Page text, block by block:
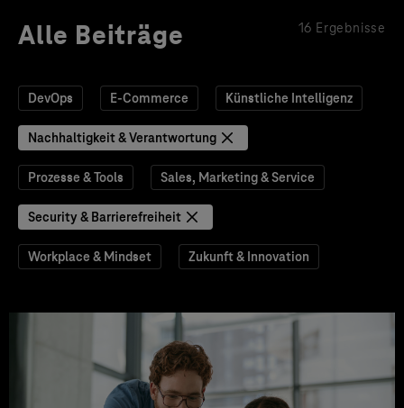
Alle Beiträge 16 Ergebnisse
DevOps E-Commerce Künstliche Intelligenz
Nachhaltigkeit & Verantwortung
Prozesse & Tools Sales, Marketing & Service
Security & Barrierefreiheit
Workplace & Mindset Zukunft & Innovation